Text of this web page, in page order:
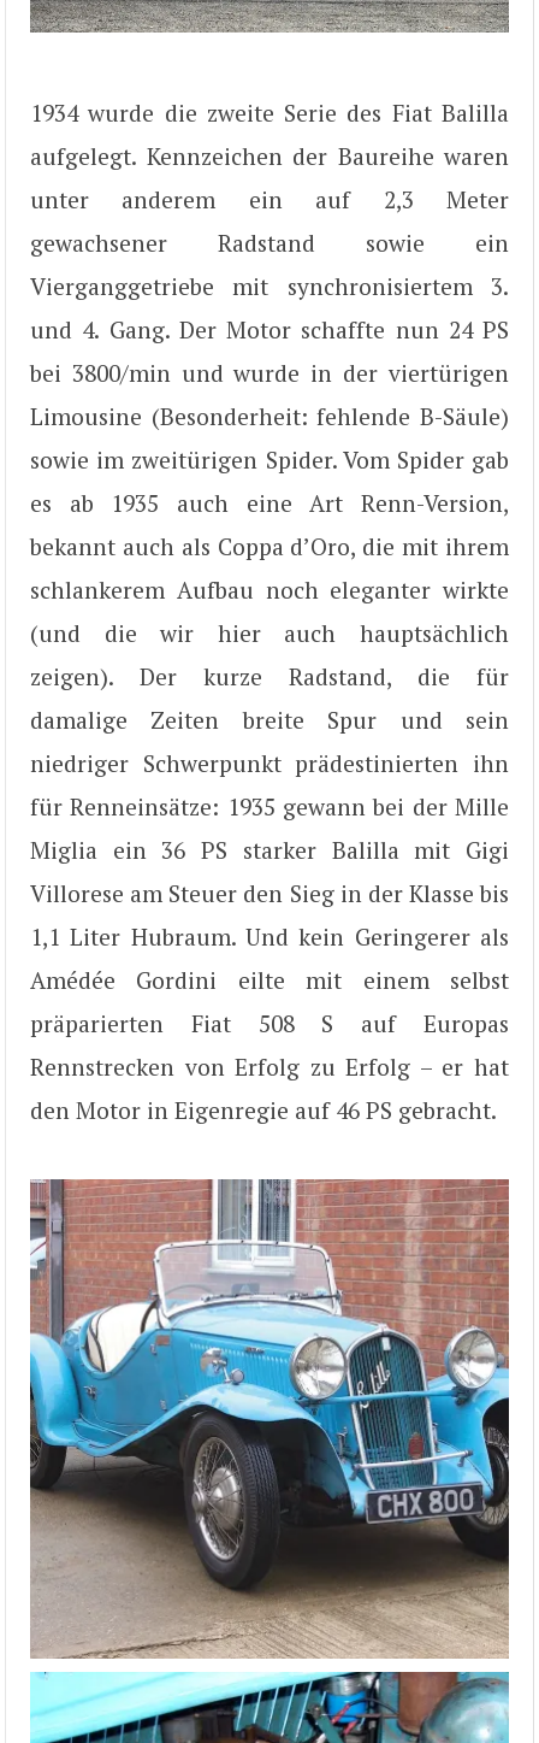
1934 wurde die zweite Serie des Fiat Balilla
aufgelegt. Kennzeichen der Baureihe waren
unter anderem ein auf 2,3 Meter
gewachsener Radstand sowie ein
Vierganggetriebe mit synchronisiertem 3.
und 4. Gang. Der Motor schaffte nun 24 PS
bei 3800/min und wurde in der viertürigen
Limousine (Besonderheit: fehlende B-Säule)
sowie im zweitürigen Spider. Vom Spider gab
es ab 1935 auch eine Art Renn-Version,
bekannt auch als Coppa d’Oro, die mit ihrem
schlankerem Aufbau noch eleganter wirkte
(und die wir hier auch hauptsächlich
zeigen). Der kurze Radstand, die für
damalige Zeiten breite Spur und sein
niedriger Schwerpunkt prädestinierten ihn
für Renneinsätze: 1935 gewann bei der Mille
Miglia ein 36 PS starker Balilla mit Gigi
Villorese am Steuer den Sieg in der Klasse bis
1,1 Liter Hubraum. Und kein Geringerer als
Amédée Gordini eilte mit einem selbst
präparierten Fiat 508 S auf Europas
Rennstrecken von Erfolg zu Erfolg – er hat
den Motor in Eigenregie auf 46 PS gebracht.